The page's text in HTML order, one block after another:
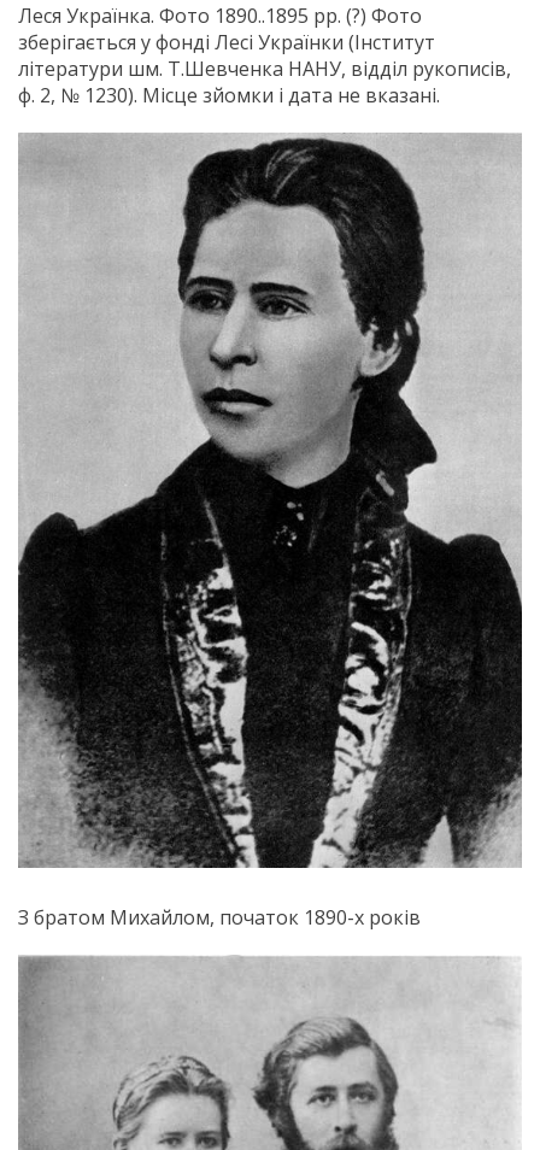
Леся Українка. Фото 1890..1895 рр. (?) Фото
зберігається у фонді Лесі Українки (Інститут
літератури шм. Т.Шевченка НАНУ, відділ рукописів,
ф. 2, № 1230). Місце зйомки і дата не вказані.
З братом Михайлом, початок 1890-х років